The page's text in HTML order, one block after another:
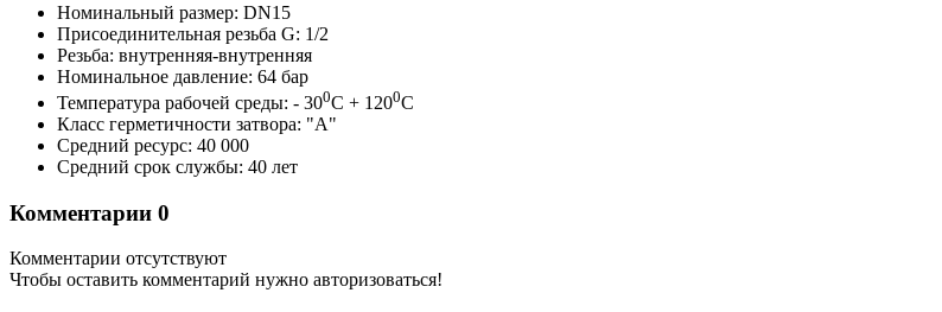
Номинальный размер: DN15
Присоединительная резьба G: 1/2
Резьба: внутренняя-внутренняя
Номинальное давление: 64 бар
Температура рабочей среды: - 300C + 1200C
Класс герметичности затвора: "А"
Средний ресурс: 40 000
Средний срок службы: 40 лет
Комментарии 0
Комментарии отсутствуют
Чтобы оставить комментарий нужно авторизоваться!